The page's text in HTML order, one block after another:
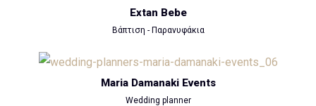
Extan Bebe
Βάπτιση - Παρανυφάκια
Maria Damanaki Events
Wedding planner